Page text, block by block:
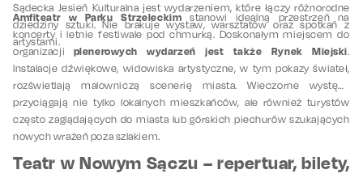
Sądecka Jesień Kulturalna jest wydarzeniem, które łączy różnorodne
dziedziny sztuki. Nie brakuje wystaw, warsztatów oraz spotkań z
artystami.
Amfiteatr w Parku Strzeleckim stanowi idealną przestrzeń na
koncerty i letnie festiwale pod chmurką. Doskonałym miejscem do
organizacji plenerowych wydarzeń jest także Rynek Miejski.
Instalacje dźwiękowe, widowiska artystyczne, w tym pokazy świateł,
rozświetlają malowniczą scenerię miasta. Wieczorne występy
przyciągają nie tylko lokalnych mieszkańców, ale również turystów
często zaglądających do miasta lub górskich piechurów szukających
nowych wrażeń poza szlakiem.
Teatr w Nowym Sączu – repertuar, bilety,